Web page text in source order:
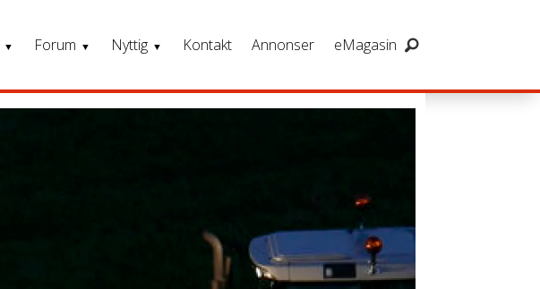
Forum Nyttig Kontakt Annonser eMagasin